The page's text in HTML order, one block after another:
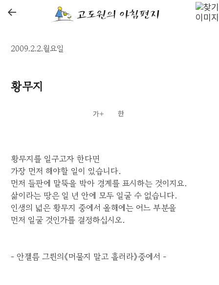
←
2009.2.2.월요일
황무지
황무지를 일구고자 한다면
가장 먼저 해야할 일이 있습니다.
먼저 들판에 말뚝을 박아 경계를 표시하는 것이지요.
삶이라는 땅은 일 년 안에 모두 일굴 수 없습니다.
인생의 넓은 황무지 중에서 올해에는 어느 부분을
먼저 일굴 것인가를 결정하십시오.
- 안젤름 그륀의《머물지 말고 흘러라》중에서 -